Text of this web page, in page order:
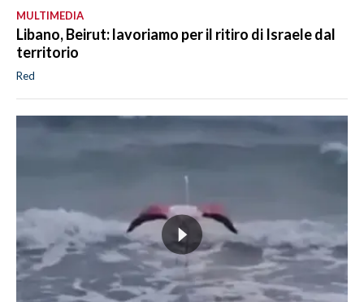
MULTIMEDIA
Libano, Beirut: lavoriamo per il ritiro di Israele dal
territorio
Red